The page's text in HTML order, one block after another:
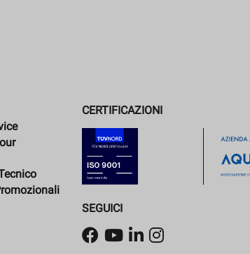
CERTIFICAZIONI
SEGUICI